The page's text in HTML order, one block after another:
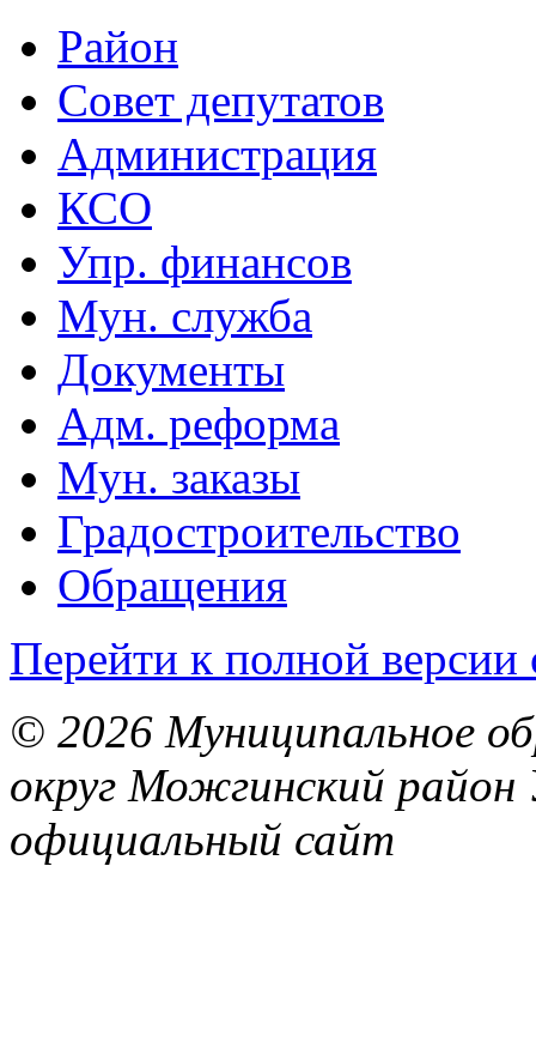
Район
Совет депутатов
Администрация
КСО
Упр. финансов
Мун. служба
Документы
Адм. реформа
Мун. заказы
Градостроительство
Обращения
Перейти к полной версии
© 2026 Муниципальное
округ Можгинский район
официальный сайт